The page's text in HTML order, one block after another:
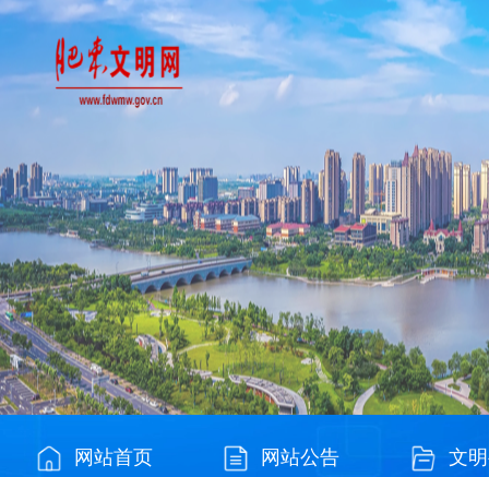
网站首页 网站公告 文